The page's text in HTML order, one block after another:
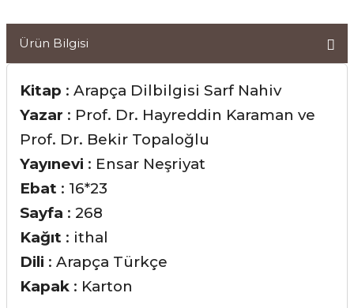
Ürün Bilgisi
Kitap : Arapça Dilbilgisi Sarf Nahiv
Yazar : Prof. Dr. Hayreddin Karaman ve
Prof. Dr. Bekir Topaloğlu
Yayınevi : Ensar Neşriyat
Ebat : 16*23
Sayfa : 268
Kağıt : ithal
Dili : Arapça Türkçe
Kapak : Karton